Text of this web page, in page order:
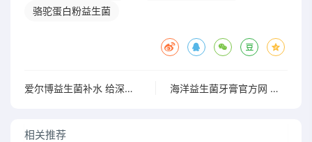
骆驼蛋白粉益生菌
爱尔博益生菌补水 给深层滋养焕活水润活力 海洋益生菌牙膏官方网 探索优质牙膏 呵护口腔健康新体验
相关推荐